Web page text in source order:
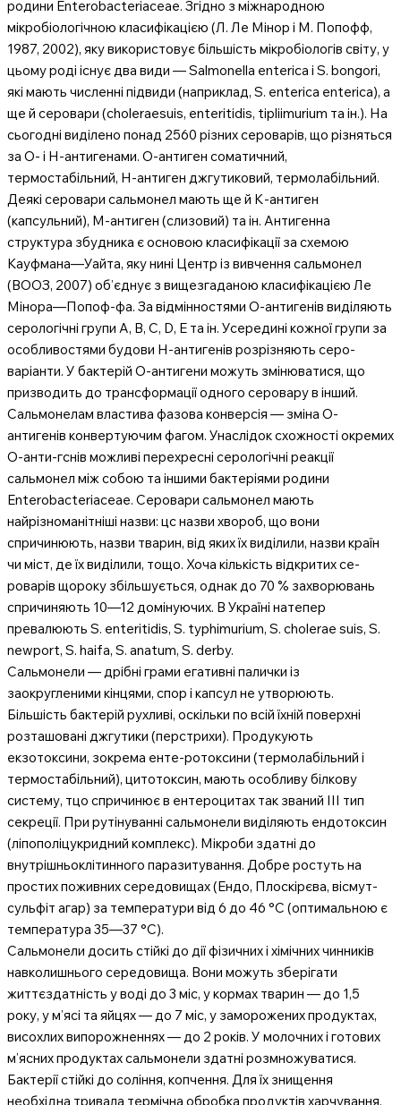
родини Enterobacteriaceae. Згідно з міжнародною
мікробіологічною класифікацією (Л. Ле Мінор і М. Попофф,
1987, 2002), яку використовує більшість мікробіологів світу, у
цьому роді існує два види — Salmonella enterica і S. bongori,
які мають численні підвиди (наприклад, S. enterica enterica), а
ще й серовари (choleraesuis, enteritidis, tipliimurium та ін.). На
сьогодні виділено понад 2560 різних сероварів, що різняться
за О- і Н-антигенами. О-антиген соматичний,
термостабільний, Н-антиген джгутиковий, термолабільний.
Деякі серовари сальмонел мають ще й К-антиген
(капсульний), М-антиген (слизовий) та ін. Антигенна
структура збудника є основою класифікації за схемою
Кауфмана—Уайта, яку нині Центр із вивчення сальмонел
(ВООЗ, 2007) об’єднує з вищезгаданою класифікацією Ле
Мінора—Попоф-фа. За відмінностями О-антигенів виділяють
серологічні групи А, В, С, D, Е та ін. Усередині кожної групи за
особливостями будови Н-антигенів розрізняють серо-
варіанти. У бактерій О-антигени можуть змінюватися, що
призводить до трансформації одного серовару в інший.
Сальмонелам властива фазова конверсія — зміна О-
антигенів конвертуючим фагом. Унаслідок схожності окремих
О-анти-гснів можливі перехресні серологічні реакції
сальмонел між собою та іншими бактеріями родини
Enterobacteriaceae. Серовари сальмонел мають
найрізноманітніші назви: цс назви хвороб, що вони
спричинюють, назви тварин, від яких їх виділили, назви країн
чи міст, де їх виділили, тощо. Хоча кількість відкритих се-
роварів щороку збільшується, однак до 70 % захворювань
спричиняють 10—12 домінуючих. В Україні натепер
превалюють S. enteritidis, S. typhimurium, S. cholerae suis, S.
newport, S. haifa, S. anatum, S. derby.
Сальмонели — дрібні грами егативні палички із
заокругленими кінцями, спор і капсул не утворюють.
Більшість бактерій рухливі, оскільки по всій їхній поверхні
розташовані джгутики (перстрихи). Продукують
екзотоксини, зокрема енте-ротоксини (термолабільний і
термостабільний), цитотоксин, мають особливу білкову
систему, тцо спричинює в ентероцитах так званий III тип
секреції. При рутінуванні сальмонели виділяють ендотоксин
(ліпополіцукридний комплекс). Мікроби здатні до
внутрішньоклітинного паразитування. Добре ростуть на
простих поживних середовищах (Ендо, Плоскірєва, вісмут-
сульфіт агар) за температури від 6 до 46 °С (оптимальною є
температура 35—37 °С).
Сальмонели досить стійкі до дії фізичних і хімічних чинників
навколишнього середовища. Вони можуть зберігати
життєздатність у воді до 3 міс, у кормах тварин — до 1,5
року, у м’ясі та яйцях — до 7 міс, у заморожених продуктах,
висохлих випорожненнях — до 2 років. У молочних і готових
м’ясних продуктах сальмонели здатні розмножуватися.
Бактерії стійкі до соління, копчення. Для їх знищення
необхідна тривала термічна обробка продуктів харчування.